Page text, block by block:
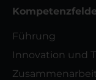
Führung
Innovation und